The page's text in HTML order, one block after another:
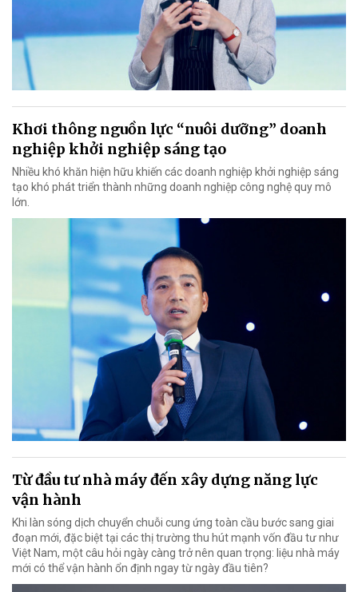
Khơi thông nguồn lực “nuôi dưỡng” doanh
nghiệp khởi nghiệp sáng tạo
Nhiều khó khăn hiện hữu khiến các doanh nghiệp khởi nghiệp sáng
tạo khó phát triển thành những doanh nghiệp công nghệ quy mô
lớn.
Từ đầu tư nhà máy đến xây dựng năng lực
vận hành
Khi làn sóng dịch chuyển chuỗi cung ứng toàn cầu bước sang giai
đoạn mới, đặc biệt tại các thị trường thu hút mạnh vốn đầu tư như
Việt Nam, một câu hỏi ngày càng trở nên quan trọng: liệu nhà máy
mới có thể vận hành ổn định ngay từ ngày đầu tiên?